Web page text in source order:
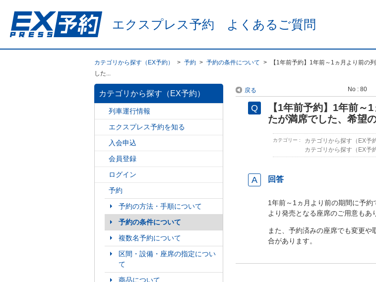
エクスプレス予約 よくあるご質問
カテゴリから探す（EX予約） > 予約 > 予約の条件について >
【1年前予約】1年前～1ヵ月より前の
した...
カテゴリから探す（EX予約）
列車運行情報
エクスプレス予約を知る
入会申込
会員登録
ログイン
予約
予約の方法・手順について
予約の条件について
複数名予約について
区間・設備・座席の指定につい
て
商品について
戻る No : 80
【1年前予約】1年前～
たが満席でした、希望
カテゴリー : カテゴリから探す（EX予約
カテゴリから探す（EX予約
回答
1年前～1ヵ月より前の期間に予
より発売となる座席のご用意もあ
また、予約済みの座席でも変更
合があります。